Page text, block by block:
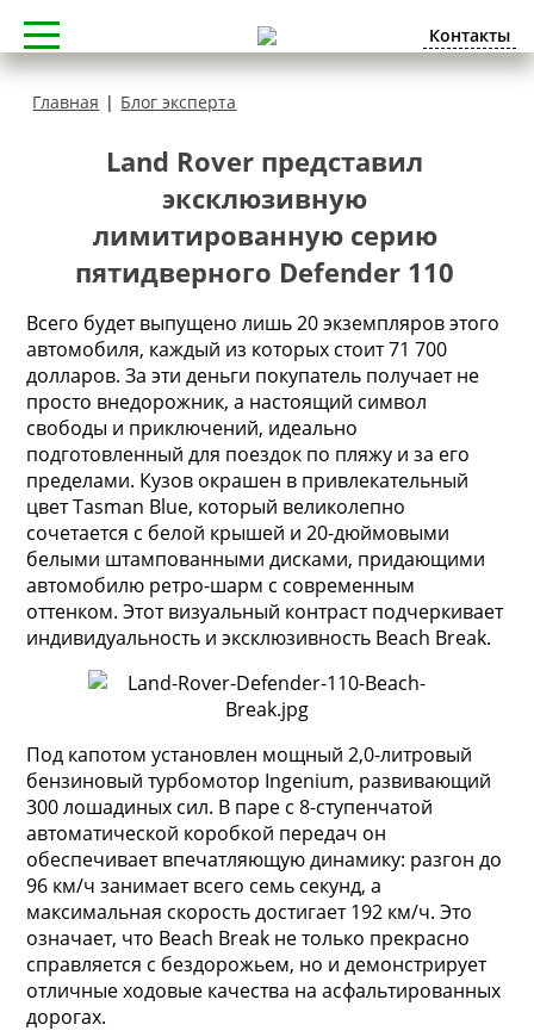
Контакты
Главная | Блог эксперта
Land Rover представил
эксклюзивную
лимитированную серию
пятидверного Defender 110
Всего будет выпущено лишь 20 экземпляров этого
автомобиля, каждый из которых стоит 71 700
долларов. За эти деньги покупатель получает не
просто внедорожник, а настоящий символ
свободы и приключений, идеально
подготовленный для поездок по пляжу и за его
пределами. Кузов окрашен в привлекательный
цвет Tasman Blue, который великолепно
сочетается с белой крышей и 20-дюймовыми
белыми штампованными дисками, придающими
автомобилю ретро-шарм с современным
оттенком. Этот визуальный контраст подчеркивает
индивидуальность и эксклюзивность Beach Break.
Под капотом установлен мощный 2,0-литровый
бензиновый турбомотор Ingenium, развивающий
300 лошадиных сил. В паре с 8-ступенчатой
автоматической коробкой передач он
обеспечивает впечатляющую динамику: разгон до
96 км/ч занимает всего семь секунд, а
максимальная скорость достигает 192 км/ч. Это
означает, что Beach Break не только прекрасно
справляется с бездорожьем, но и демонстрирует
отличные ходовые качества на асфальтированных
дорогах.